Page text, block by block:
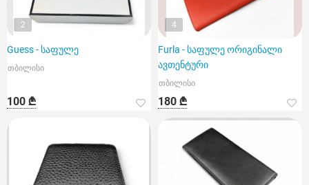
2
Guess - საფულე
თბილისი
100 ₾
4
Furla - საფულე ორიგინალი
ავთენტური
თბილისი
180 ₾